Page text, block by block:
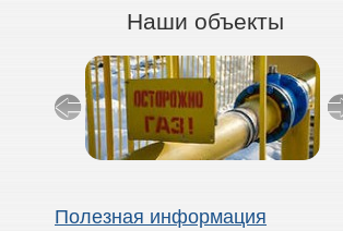
Наши объекты
Полезная информация